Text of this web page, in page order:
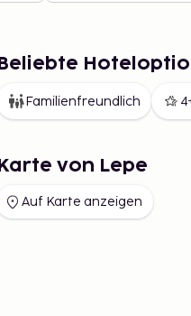
Beliebte
Familienfreundlich
Karte von Lepe
Auf Karte anzeigen